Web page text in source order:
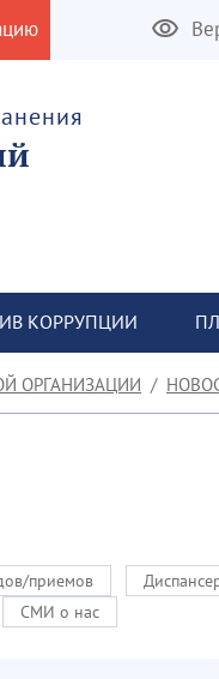
КОРРУПЦИИ
ОРГАНИЗАЦИИ
приемов
СМИ о нас